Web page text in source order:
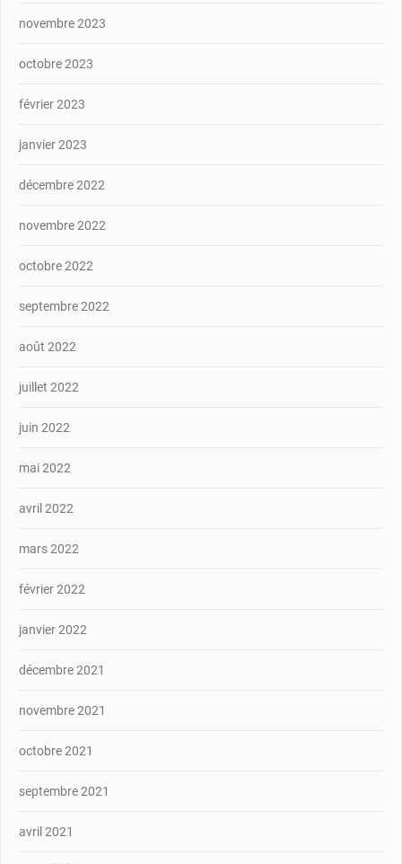
novembre 2023
octobre 2023
février 2023
janvier 2023
décembre 2022
novembre 2022
octobre 2022
septembre 2022
août 2022
juillet 2022
juin 2022
mai 2022
avril 2022
mars 2022
février 2022
janvier 2022
décembre 2021
novembre 2021
octobre 2021
septembre 2021
avril 2021